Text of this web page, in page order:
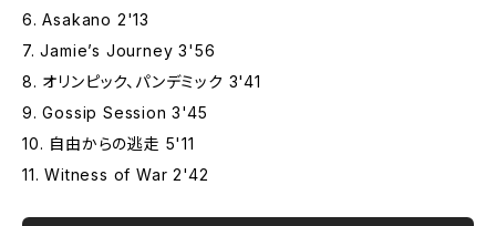
6. Asakano 2'13
7. Jamie’s Journey 3'56
8. オリンピック、パンデミック 3'41
9. Gossip Session 3'45
10. 自由からの逃走 5'11
11. Witness of War 2'42